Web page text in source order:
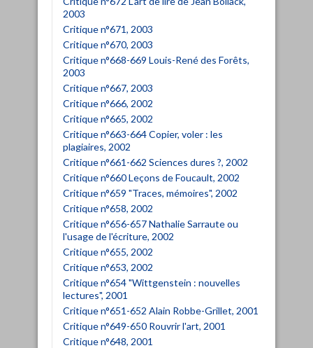
2003
Critique n°671, 2003
Critique n°670, 2003
Critique n°668-669 Louis-René des Forêts,
2003
Critique n°667, 2003
Critique n°666, 2002
Critique n°665, 2002
Critique n°663-664 Copier, voler : les
plagiaires, 2002
Critique n°661-662 Sciences dures ?, 2002
Critique n°660 Leçons de Foucault, 2002
Critique n°659 "Traces, mémoires", 2002
Critique n°658, 2002
Critique n°656-657 Nathalie Sarraute ou
l'usage de l'écriture, 2002
Critique n°655, 2002
Critique n°653, 2002
Critique n°654 "Wittgenstein : nouvelles
lectures", 2001
Critique n°651-652 Alain Robbe-Grillet, 2001
Critique n°649-650 Rouvrir l'art, 2001
Critique n°648, 2001